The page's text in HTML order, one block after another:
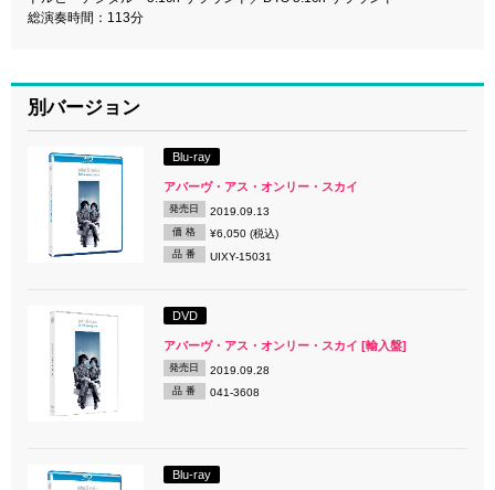
総演奏時間：113分
別バージョン
Blu-ray
アバーヴ・アス・オンリー・スカイ
発売日 2019.09.13
価 格 ¥6,050 (税込)
品 番 UIXY-15031
DVD
アバーヴ・アス・オンリー・スカイ [輸入盤]
発売日 2019.09.28
品 番 041-3608
Blu-ray